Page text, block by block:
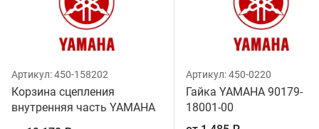
Артикул:450-158202
Корзина сцепления
внутренняя часть YAMAHA
Артикул:450-0220
Гайка YAMAHA 90179-
18001-00